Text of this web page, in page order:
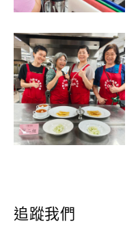
追蹤我們